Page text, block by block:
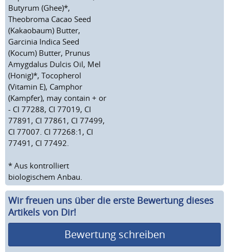
Butyrum (Ghee)*,
Theobroma Cacao Seed
(Kakaobaum) Butter,
Garcinia Indica Seed
(Kocum) Butter, Prunus
Amygdalus Dulcis Oil, Mel
(Honig)*, Tocopherol
(Vitamin E), Camphor
(Kampfer), may contain + or
- CI 77288, CI 77019, CI
77891, CI 77861, CI 77499,
CI 77007. CI 77268:1, CI
77491, CI 77492.
* Aus kontrolliert
biologischem Anbau.
Wir freuen uns über die erste Bewertung dieses
Artikels von Dir!
Bewertung schreiben